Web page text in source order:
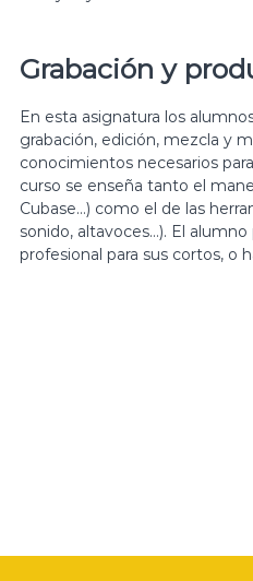
Grabación y
En esta asignatura los
grabación, edición, mezcla y
conocimientos necesarios
curso se enseña tanto el
Cubase…) como el de las
sonido, altavoces…). El
profesional para sus cortos, o